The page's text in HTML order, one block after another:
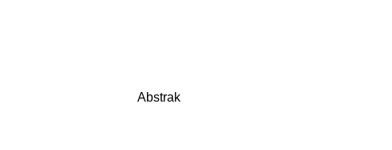
Abstrak